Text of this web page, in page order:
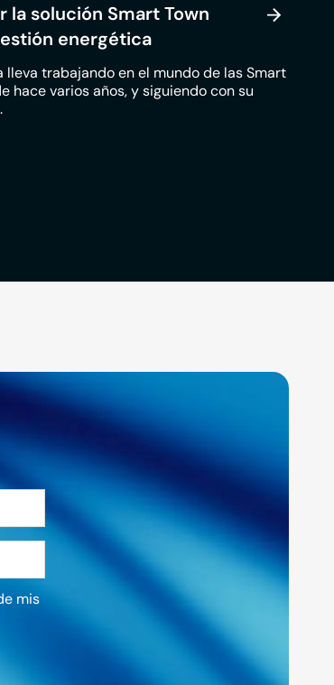
la solución Smart Town
energética
lleva trabajando en el mundo de las Smart
hace varios años, y siguiendo con su
mis